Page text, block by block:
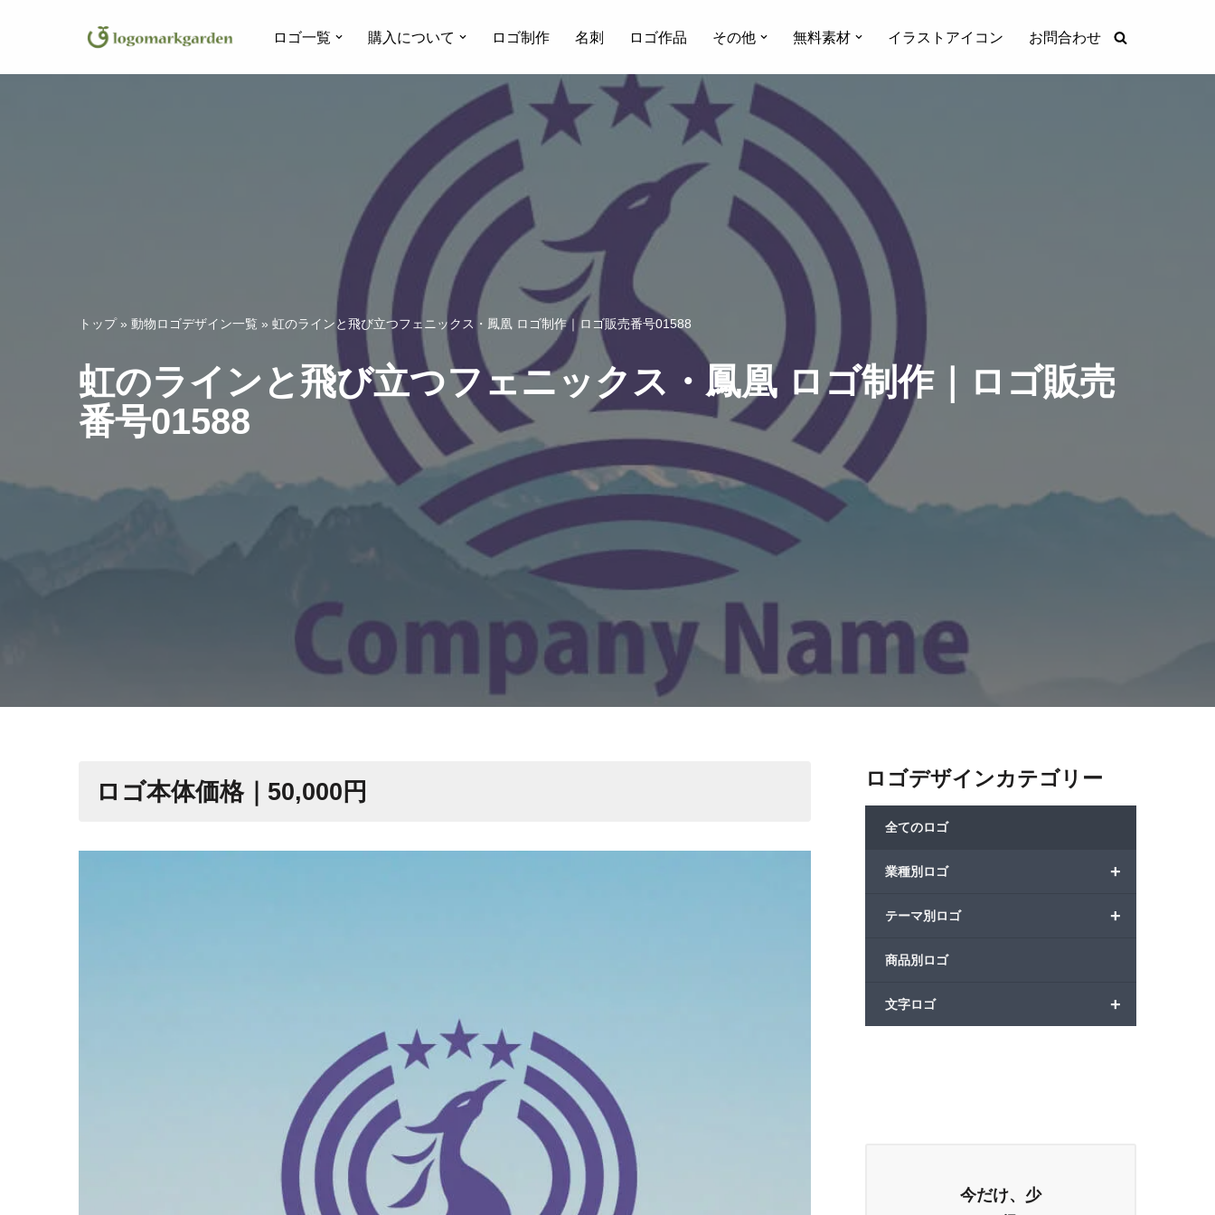
ン
ロゴ一覧 購入について ロゴ制作 名刺 ロゴ作品 その他 無料素材 イラストアイコン お問合わせ
トップ» 動物ロゴデザイン一覧 » 虹のラインと飛び立つフェニックス・鳳凰 ロゴ制作｜ロゴ販売番号01588
虹のラインと飛び立つフェニックス・鳳凰 ロゴ制作｜ロゴ販売
番号01588
ロゴ本体価格｜50,000円
ロゴデザインカテゴリー
全てのロゴ
+
業種別ロゴ
+
テーマ別ロゴ
商品別ロゴ
+
文字ロゴ
今だけ、少